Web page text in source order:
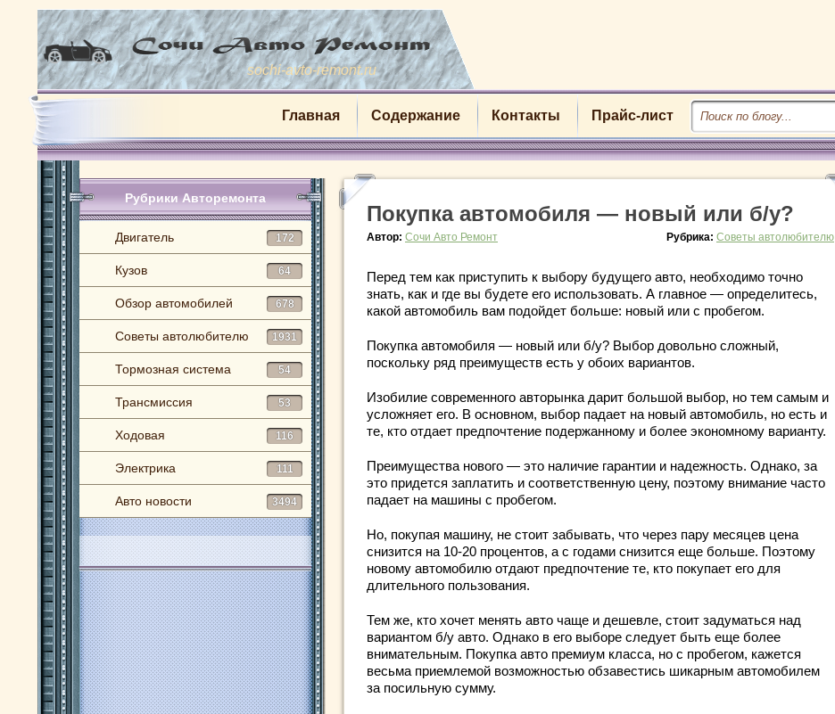
sochi-avto-remont.ru
Главная Содержание Контакты Прайс-лист
Рубрики Авторемонта
Двигатель 172
Кузов 64
Обзор автомобилей 678
Советы автолюбителю 1931
Тормозная система 54
Трансмиссия 53
Ходовая 116
Электрика 111
Авто новости 3494
Покупка автомобиля — новый или б/у?
Автор: Сочи Авто Ремонт Рубрика: Советы автолюбителю
Перед тем как приступить к выбору будущего авто, необходимо точно
знать, как и где вы будете его использовать. А главное — определитесь,
какой автомобиль вам подойдет больше: новый или с пробегом.
Покупка автомобиля — новый или б/у? Выбор довольно сложный,
поскольку ряд преимуществ есть у обоих вариантов.
Изобилие современного авторынка дарит большой выбор, но тем самым и
усложняет его. В основном, выбор падает на новый автомобиль, но есть и
те, кто отдает предпочтение подержанному и более экономному варианту.
Преимущества нового — это наличие гарантии и надежность. Однако, за
это придется заплатить и соответственную цену, поэтому внимание часто
падает на машины с пробегом.
Но, покупая машину, не стоит забывать, что через пару месяцев цена
снизится на 10-20 процентов, а с годами снизится еще больше. Поэтому
новому автомобилю отдают предпочтение те, кто покупает его для
длительного пользования.
Тем же, кто хочет менять авто чаще и дешевле, стоит задуматься над
вариантом б/у авто. Однако в его выборе следует быть еще более
внимательным. Покупка авто премиум класса, но с пробегом, кажется
весьма приемлемой возможностью обзавестись шикарным автомобилем
за посильную сумму.